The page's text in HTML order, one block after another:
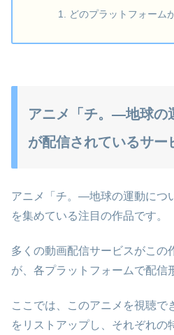
どのプラットフォーム
アニメ「チ。―地球の
が配信されているサー
アニメ「チ。―地球の運動につ
を集めている注目の作品です。
多くの動画配信サービスがこの
が、各プラットフォームで配信
ここでは、このアニメを視聴で
をリストアップし、それぞれの